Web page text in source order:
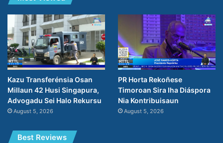
Kazu Transferénsia Osan
Millaun 42 Husi Singapura,
Advogadu Sei Halo Rekursu
August 5, 2026
PR Horta Rekoñese
Timoroan Sira Iha Diáspora
Nia Kontribuisaun
August 5, 2026
Best Reviews